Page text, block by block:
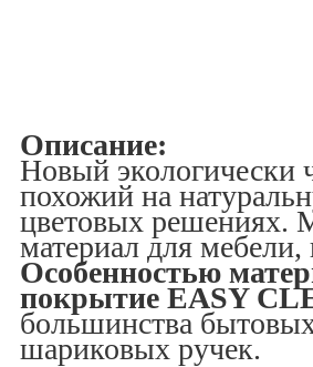
Описание:
Новый экологически
похожий на
цветовых решениях.
материал для мебели,
Особенностью
покрытие EASY
большинства
шариковых ручек.